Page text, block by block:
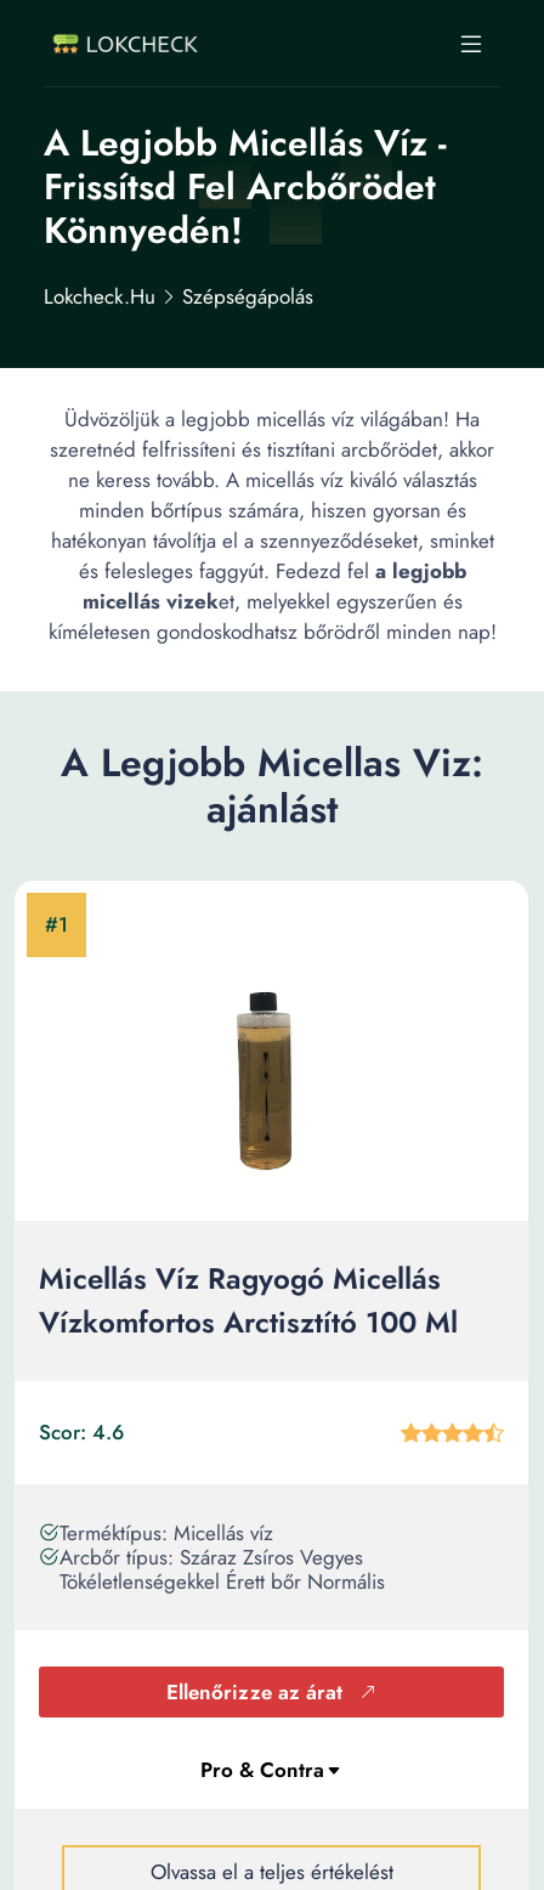
A Legjobb Micellás Víz -
Frissítsd Fel Arcbőrödet
Könnyedén!
Lokcheck.hu Szépségápolás
Üdvözöljük a legjobb micellás víz világában! Ha
szeretnéd felfrissíteni és tisztítani arcbőrödet, akkor
ne keress tovább. A micellás víz kiváló választás
minden bőrtípus számára, hiszen gyorsan és
hatékonyan távolítja el a szennyeződéseket, sminket
és felesleges faggyút. Fedezd fel a legjobb
micellás vizeket, melyekkel egyszerűen és
kíméletesen gondoskodhatsz bőrödről minden nap!
A Legjobb Micellas Viz:
ajánlást
Micellás Víz Ragyogó Micellás
Vízkomfortos Arctisztító 100 Ml
Scor: 4.6
Terméktípus: Micellás víz
Arcbőr típus: Száraz Zsíros Vegyes
Tökéletlenségekkel Érett bőr Normális
Ellenőrizze az árat
Olvassa el a teljes értékelést